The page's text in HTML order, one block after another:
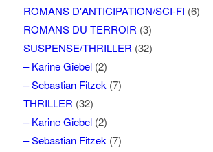
ROMANS D'ANTICIPATION/SCI-FI (6)
ROMANS DU TERROIR (3)
SUSPENSE/THRILLER (32)
– Karine Giebel(2)
– Sebastian Fitzek (7)
THRILLER (32)
– Karine Giebel(2)
– Sebastian Fitzek (7)